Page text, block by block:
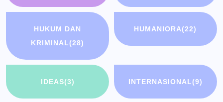
HUKUM DAN
KRIMINAL(28)
HUMANIORA(22)
IDEAS(3) INTERNASIONAL(9)